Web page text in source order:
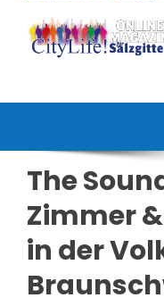
The
Zimmer
in der